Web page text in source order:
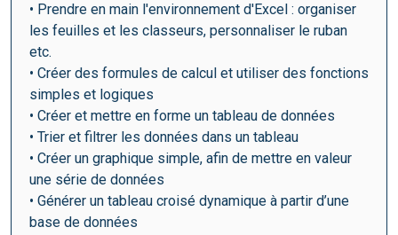
• Prendre en main l'environnement d'Excel : organiser
les feuilles et les classeurs, personnaliser le ruban
etc.
• Créer des formules de calcul et utiliser des fonctions
simples et logiques
• Créer et mettre en forme un tableau de données
• Trier et filtrer les données dans un tableau
• Créer un graphique simple, afin de mettre en valeur
une série de données
• Générer un tableau croisé dynamique à partir d’une
base de données